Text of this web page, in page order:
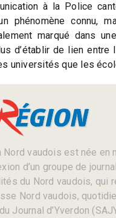
à la Police
phénomène connu,
marqué dans
d’établir de lien entre
universités que les
Nord vaudois est née
d’un groupe de
du Nord vaudois, qui
Nord vaudois,
Journal d’Yverdon